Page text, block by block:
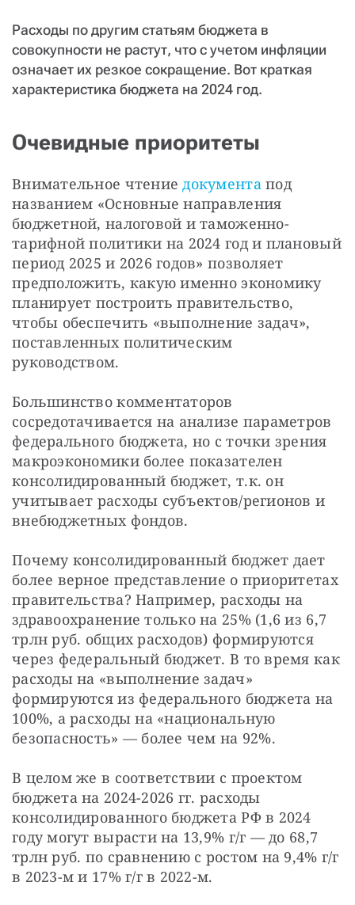
Расходы по другим статьям бюджета в
совокупности не растут, что с учетом инфляции
означает их резкое сокращение. Вот краткая
характеристика бюджета на 2024 год.
Очевидные приоритеты
Внимательное чтение документа под
названием «Основные направления
бюджетной, налоговой и таможенно-
тарифной политики на 2024 год и плановый
период 2025 и 2026 годов» позволяет
предположить, какую именно экономику
планирует построить правительство,
чтобы обеспечить «выполнение задач»,
поставленных политическим
руководством.
Большинство комментаторов
сосредотачивается на анализе параметров
федерального бюджета, но с точки зрения
макроэкономики более показателен
консолидированный бюджет, т.к. он
учитывает расходы субъектов/регионов и
внебюджетных фондов.
Почему консолидированный бюджет дает
более верное представление о приоритетах
правительства? Например, расходы на
здравоохранение только на 25% (1,6 из 6,7
трлн руб. общих расходов) формируются
через федеральный бюджет. В то время как
расходы на «выполнение задач»
формируются из федерального бюджета на
100%, а расходы на «национальную
безопасность» — более чем на 92%.
В целом же в соответствии с проектом
бюджета на 2024-2026 гг. расходы
консолидированного бюджета РФ в 2024
году могут вырасти на 13,9% г/г — до 68,7
трлн руб. по сравнению с ростом на 9,4% г/г
в 2023-м и 17% г/г в 2022-м.